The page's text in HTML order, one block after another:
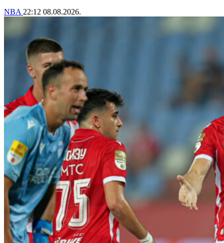
NBA 22:12 08.08.2026.